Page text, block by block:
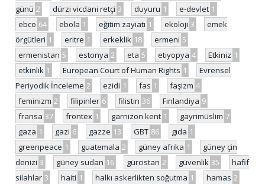
günü 2 dürzi vicdani retçi 3 duyuru 1 e-devlet 1
ebco 64 ebola 1 eğitim zayiatı 1 ekoloji 3
emek
örgütleri 1 eritre 1 erkeklik 18 ermeni 5
ermenistan 5 estonya 2 eta 5 etiyopya 4 Etkiniz 1
etkinlik 1 European Court of Human Rights 1
Evrensel
Periyodik İnceleme 2 ezidi 1 fas 1 faşizm 4
feminizm 2 filipinler 6 filistin 36 Finlandiya 9
fransa 37 frontex 1 garnizon kent 1 gayrimüslim 7
gaza 1 gazi 6 gazze 13 GBT 86 gıda 1
greenpeace 1 guatemala 2 güney afrika 1
güney çin
denizi 3 güney sudan 16 gürcistan 2 güvenlik 35
hafif
silahlar 3 haiti 1 halkı askerlikten soğutma 1 hamas 2